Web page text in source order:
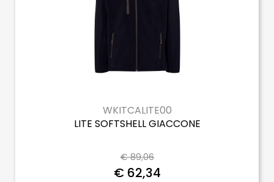
WKITCALITE00
LITE SOFTSHELL GIACCONE
€ 89,06
€ 62,34